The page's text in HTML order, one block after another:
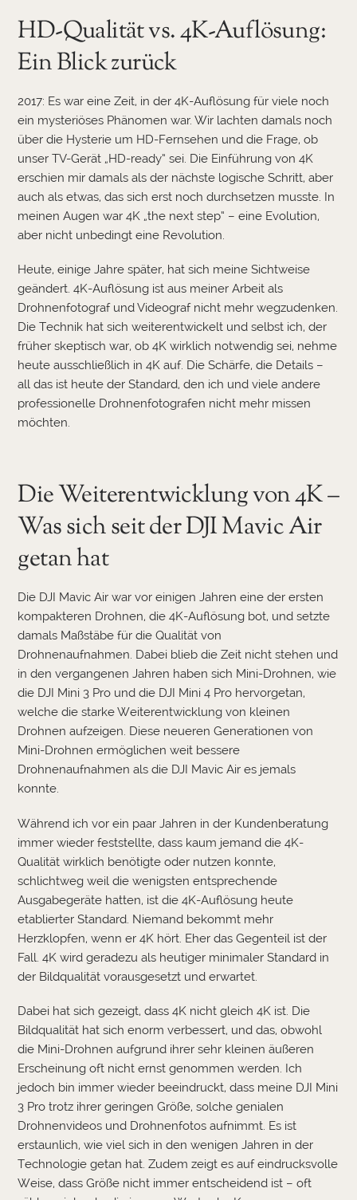
HD-Qualität vs. 4K-Auflösung:
Ein Blick zurück
2017: Es war eine Zeit, in der 4K-Auflösung für viele noch
ein mysteriöses Phänomen war. Wir lachten damals noch
über die Hysterie um HD-Fernsehen und die Frage, ob
unser TV-Gerät „HD-ready“ sei. Die Einführung von 4K
erschien mir damals als der nächste logische Schritt, aber
auch als etwas, das sich erst noch durchsetzen musste. In
meinen Augen war 4K „the next step“ – eine Evolution,
aber nicht unbedingt eine Revolution.
Heute, einige Jahre später, hat sich meine Sichtweise
geändert. 4K-Auflösung ist aus meiner Arbeit als
Drohnenfotograf und Videograf nicht mehr wegzudenken.
Die Technik hat sich weiterentwickelt und selbst ich, der
früher skeptisch war, ob 4K wirklich notwendig sei, nehme
heute ausschließlich in 4K auf. Die Schärfe, die Details –
all das ist heute der Standard, den ich und viele andere
professionelle Drohnenfotografen nicht mehr missen
möchten.
Die Weiterentwicklung von 4K –
Was sich seit der DJI Mavic Air
getan hat
Die DJI Mavic Air war vor einigen Jahren eine der ersten
kompakteren Drohnen, die 4K-Auflösung bot, und setzte
damals Maßstäbe für die Qualität von
Drohnenaufnahmen. Dabei blieb die Zeit nicht stehen und
in den vergangenen Jahren haben sich Mini-Drohnen, wie
die DJI Mini 3 Pro und die DJI Mini 4 Pro hervorgetan,
welche die starke Weiterentwicklung von kleinen
Drohnen aufzeigen. Diese neueren Generationen von
Mini-Drohnen ermöglichen weit bessere
Drohnenaufnahmen als die DJI Mavic Air es jemals
konnte.
Während ich vor ein paar Jahren in der Kundenberatung
immer wieder feststellte, dass kaum jemand die 4K-
Qualität wirklich benötigte oder nutzen konnte,
schlichtweg weil die wenigsten entsprechende
Ausgabegeräte hatten, ist die 4K-Auflösung heute
etablierter Standard. Niemand bekommt mehr
Herzklopfen, wenn er 4K hört. Eher das Gegenteil ist der
Fall. 4K wird geradezu als heutiger minimaler Standard in
der Bildqualität vorausgesetzt und erwartet.
Dabei hat sich gezeigt, dass 4K nicht gleich 4K ist. Die
Bildqualität hat sich enorm verbessert, und das, obwohl
die Mini-Drohnen aufgrund ihrer sehr kleinen äußeren
Erscheinung oft nicht ernst genommen werden. Ich
jedoch bin immer wieder beeindruckt, dass meine DJI Mini
3 Pro trotz ihrer geringen Größe, solche genialen
Drohnenvideos und Drohnenfotos aufnimmt. Es ist
erstaunlich, wie viel sich in den wenigen Jahren in der
Technologie getan hat. Zudem zeigt es auf eindrucksvolle
Weise, dass Größe nicht immer entscheidend ist – oft